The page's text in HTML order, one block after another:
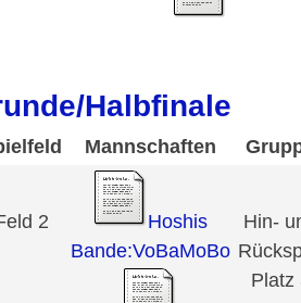
Halbfinale
Mannschaften
2
Hoshis
Bande:VoBaMoBo
Hin-
Platz